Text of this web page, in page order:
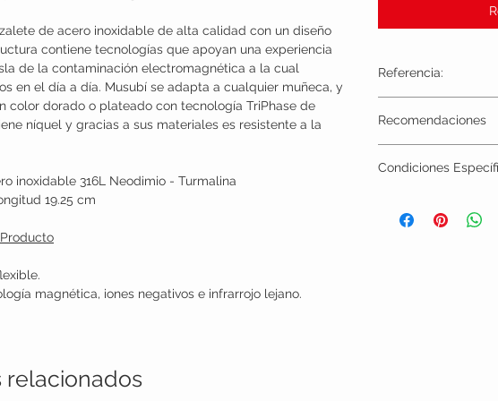
de acero inoxidable de alta calidad con un diseño
contiene tecnologías que apoyan una experiencia
de la contaminación electromagnética a la cual
en el día a día. Musubí se adapta a cualquier muñeca, y
color dorado o plateado con tecnología TriPhase de
níquel y gracias a sus materiales es resistente a la
inoxidable 316L Neodimio - Turmalina
19.25 cm
magnética, iones negativos e infrarrojo lejano.
Referencia:
Recomendaciones
un marcapaso o tiene
persona que tenga
Condiciones
tarjeta.
relacionados